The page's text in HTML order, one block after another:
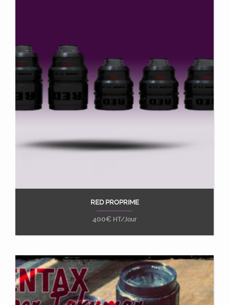
Ajouter au panier
RED PROPRIME
400€ HT/Jour